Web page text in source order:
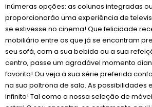
inúmeras opções: as colunas integradas ou
proporcionarão uma experiência de
se estivesse no cinema! Que felicidade
mobiliário entre os que já se encontram
seu sofá, com a sua bebida ou a sua
centro, passe um agradável momento
favorito! Ou veja a sua série preferida
na sua poltrona de sala. As possibilidades
infinito! Tal como a nossa seleção de